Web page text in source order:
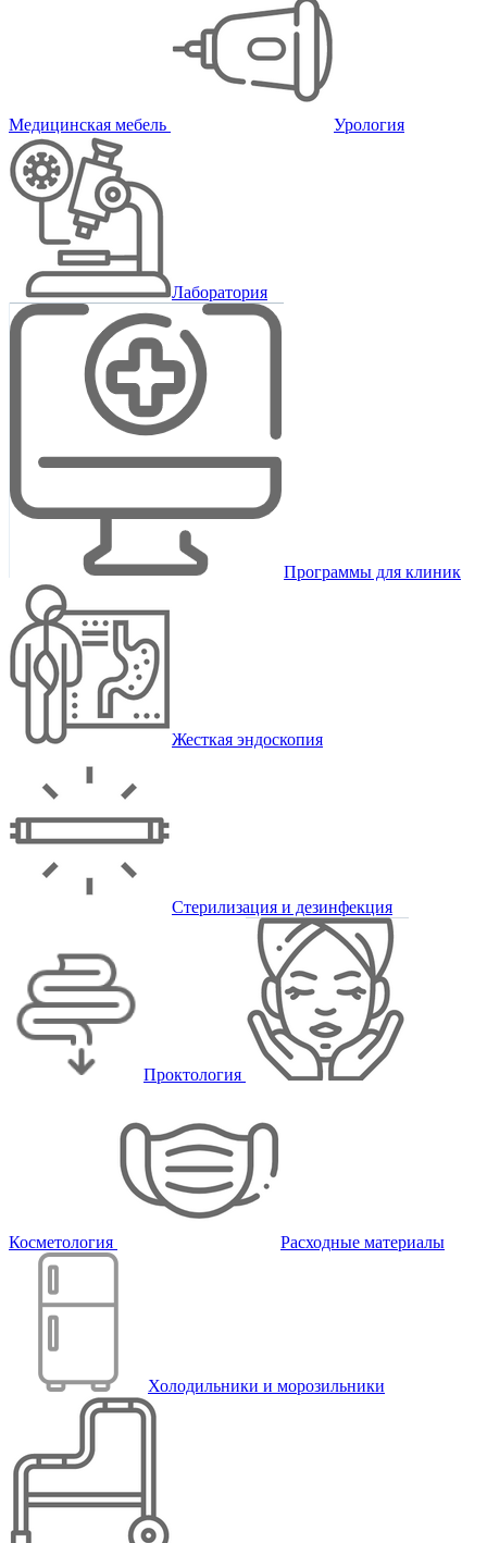
Медицинская мебель Урология
Лаборатория
Программы для клиник
Жесткая эндоскопия
Стерилизация и дезинфекция
Проктология
Косметология Расходные материалы
Холодильники и морозильники